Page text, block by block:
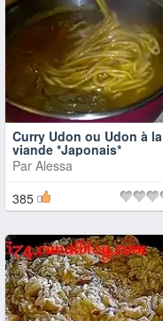
Curry Udon ou Udon à la
viande *Japonais*
Par Alessa
385